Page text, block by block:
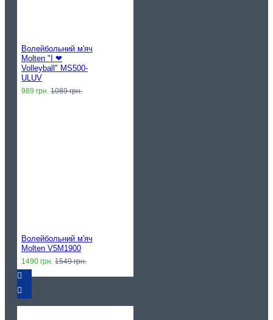
Волейбольний м'яч
Molten "I ❤︎
Volleyball" MS500-
ULUV
989 грн. 1089 грн.
Волейбольний м'яч
Molten V5M1900
1490 грн. 1549 грн.